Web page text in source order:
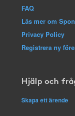
FAQ
Läs mer om
Privacy Policy
Registrera ny
Hjälp och
Skapa ett ärende